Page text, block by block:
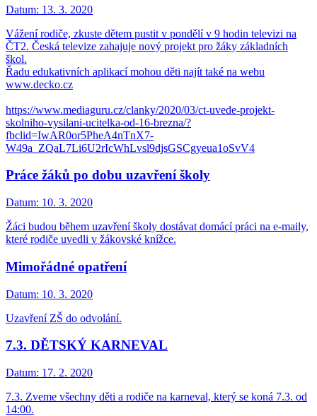
Datum: 13. 3. 2020
Vážení rodiče, zkuste dětem pustit v pondělí v 9 hodin televizi na
ČT2. Česká televize zahajuje nový projekt pro žáky základních
škol.
Řadu edukativních aplikací mohou děti najít také na webu
www.decko.cz
https://www.mediaguru.cz/clanky/2020/03/ct-uvede-projekt-
skolniho-vysilani-ucitelka-od-16-brezna/?
fbclid=IwAR0or5PheA4nTnX7-
W49a_ZQaL7Li6U2rIcWhLvsl9djsGSCgyeua1oSvV4
Práce žáků po dobu uzavření školy
Datum: 10. 3. 2020
Žáci budou během uzavření školy dostávat domácí práci na e-maily,
které rodiče uvedli v žákovské knížce.
Mimořádné opatření
Datum: 10. 3. 2020
Uzavření ZŠ do odvolání.
7.3. DĚTSKÝ KARNEVAL
Datum: 17. 2. 2020
7.3. Zveme všechny děti a rodiče na karneval, který se koná 7.3. od
14:00.